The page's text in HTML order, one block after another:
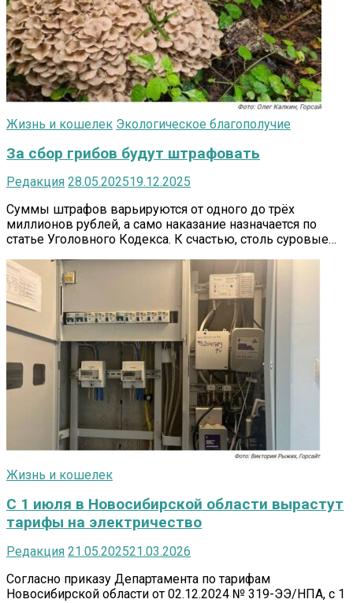
Жизнь и кошелек Экологическое благополучие
За сбор грибов будут штрафовать
Редакция 28.05.202519.12.2025
Суммы штрафов варьируются от одного до трёх
миллионов рублей, а само наказание назначается по
статье Уголовного Кодекса. К счастью, столь суровые…
Жизнь и кошелек
С 1 июля в Новосибирской области вырастут
тарифы на электричество
Редакция 21.05.202521.03.2026
Согласно приказу Департамента по тарифам
Новосибирской области от 02.12.2024 № 319-ЭЭ/НПА, с 1